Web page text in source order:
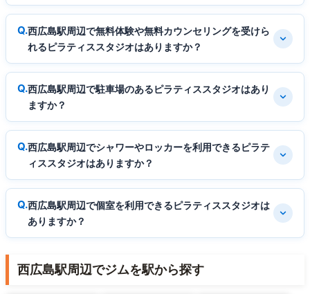
西広島駅周辺で無料体験や無料カウンセリングを受けら
れるピラティススタジオはありますか？
西広島駅周辺で駐車場のあるピラティススタジオはあり
ますか？
西広島駅周辺でシャワーやロッカーを利用できるピラテ
ィススタジオはありますか？
西広島駅周辺で個室を利用できるピラティススタジオは
ありますか？
西広島駅周辺でジムを駅から探す